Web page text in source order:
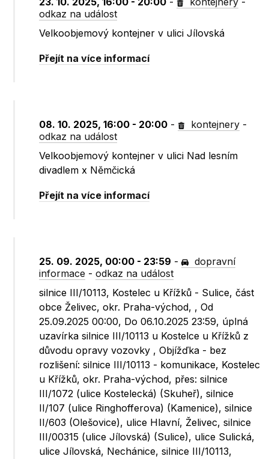
odkaz na událost
Velkoobjemový kontejner v ulici Jílovská
Přejít na více informací
08. 10. 2025, 16:00 - 20:00 - kontejnery -
odkaz na událost
Velkoobjemový kontejner v ulici Nad lesním
divadlem x Němčická
Přejít na více informací
25. 09. 2025, 00:00 - 23:59 -
dopravní
informace -odkaz na událost
silnice III/10113, Kostelec u Křížků - Sulice, část
obce Želivec, okr. Praha-východ, , Od
25.09.2025 00:00, Do 06.10.2025 23:59, úplná
uzavírka silnice III/10113 u Kostelce u Křížků z
důvodu opravy vozovky , Objížďka - bez
rozlišení: silnice III/10113 - komunikace, Kostelec
u Křížků, okr. Praha-východ, přes: silnice
III/1072 (ulice Kostelecká) (Skuheř), silnice
II/107 (ulice Ringhofferova) (Kamenice), silnice
II/603 (Olešovice), ulice Hlavní, Želivec, silnice
III/00315 (ulice Jílovská) (Sulice), ulice Sulická,
ulice Jílovská, Nechánice, silnice III/10113,